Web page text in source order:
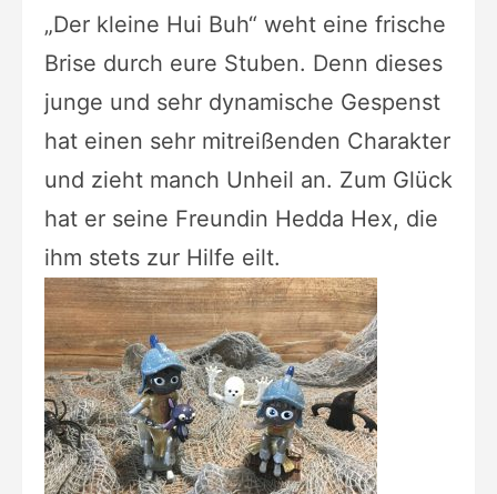
„Der kleine Hui Buh“ weht eine frische
Brise durch eure Stuben. Denn dieses
junge und sehr dynamische Gespenst
hat einen sehr mitreißenden Charakter
und zieht manch Unheil an. Zum Glück
hat er seine Freundin Hedda Hex, die
ihm stets zur Hilfe eilt.